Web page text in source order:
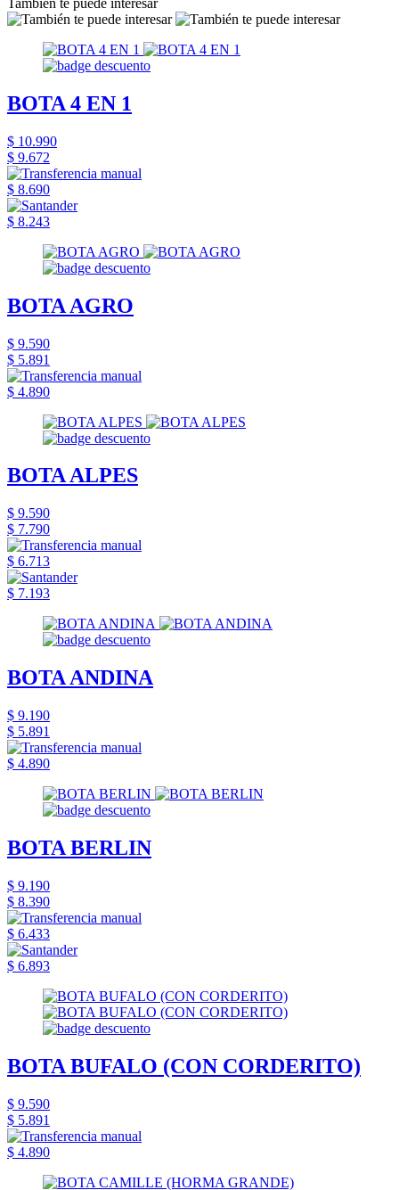
BOTA 4 EN 1
$ 10.990
$ 9.672
$ 8.690
$ 8.243
BOTA AGRO
$ 9.590
$ 5.891
$ 4.890
BOTA ALPES
$ 9.590
$ 7.790
$ 6.713
$ 7.193
BOTA ANDINA
$ 9.190
$ 5.891
$ 4.890
BOTA BERLIN
$ 9.190
$ 8.390
$ 6.433
$ 6.893
BOTA BUFALO (CON CORDERITO)
$ 9.590
$ 5.891
$ 4.890